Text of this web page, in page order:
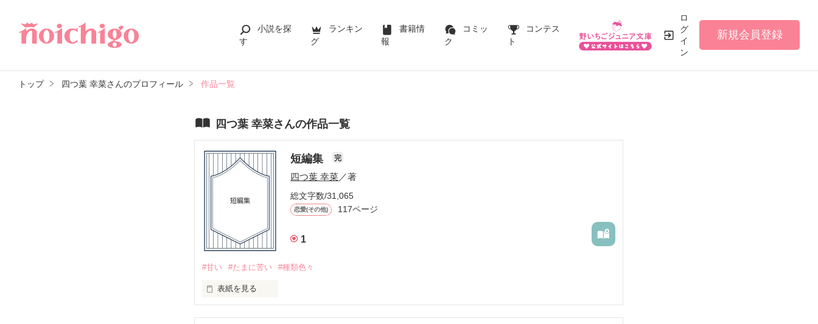
小説を探
す
ランキン
グ
書籍情
報
コミッ
ク
コンテス
ト
ロ
グ
イ
ン
新規会員登録
トップ 四つ葉 幸菜さんのプロフィール 作品一覧
四つ葉 幸菜さんの作品一覧
短編集 完
四つ葉 幸菜／著
総文字数/31,065
恋愛(その他) 117ページ
1
#甘い #たまに苦い #種類色々
表紙を見る